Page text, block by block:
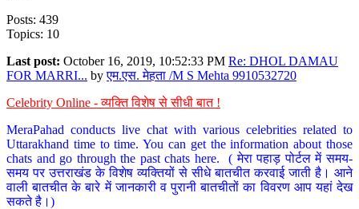
Posts: 439
Topics: 10
Last post: October 16, 2019, 10:52:33 PM Re: DHOL DAMAU
FOR MARRI... byएम.एस. मेहता /M S Mehta 9910532720
Celebrity Online - व्यक्ति विशेष से सीधी बात !
MeraPahad conducts live chat with various celebrities related to
Uttarakhand time to time. You can get the information about those
chats and go through the past chats here. ( मेरा पहाड़ पोर्टल में समय-
समय पर उत्तराखंड के विशेष व्यक्तियों से सीधे बातचीत करवाई जाती है। आने
वाली बातचीत के बारे में जानकारी व पुरानी बातचीतों का विवरण आप यहां देख
सकते है।)